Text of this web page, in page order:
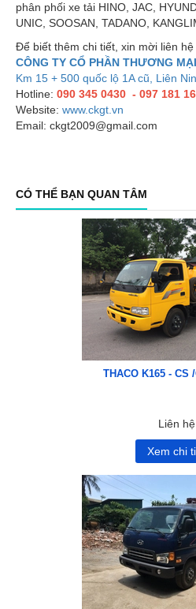
phân phối xe tải HINO, JAC,
UNIC, SOOSAN, TADANO,
Để biết thêm chi tiết, xin mời liên
CÔNG TY CỔ PHẦN THƯƠNG
Km 15 + 500 quốc lộ 1A cũ, Liên
Hotline: 090 345 0430 - 097 181
Website: www.ckgt.vn
Email: ckgt2009@gmail.com
CÓ THỂ BẠN QUAN TÂM
THACO K165 - CS
Liên hệ
Xem chi